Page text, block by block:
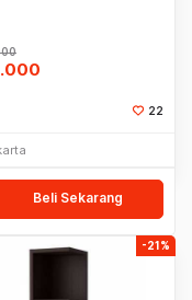
22
Beli Sekarang
-21%